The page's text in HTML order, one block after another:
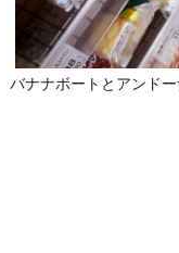
バナナボートとアンドー